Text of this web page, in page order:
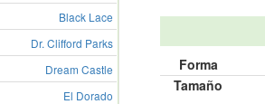
Black Lace
Dr. Clifford Parks
Dream Castle
El Dorado
Forma
Tamaño